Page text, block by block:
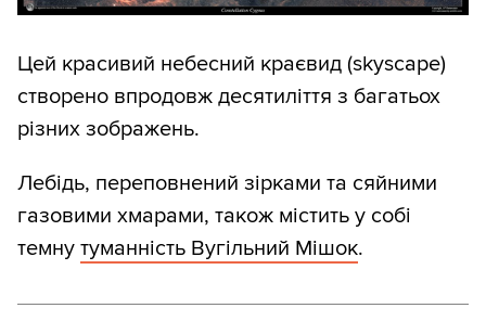
Цей красивий небесний краєвид (skyscape)
створено впродовж десятиліття з багатьох
різних зображень.
Лебідь, переповнений зірками та сяйними
газовими хмарами, також містить у собі
темну туманність Вугільний Мішок.